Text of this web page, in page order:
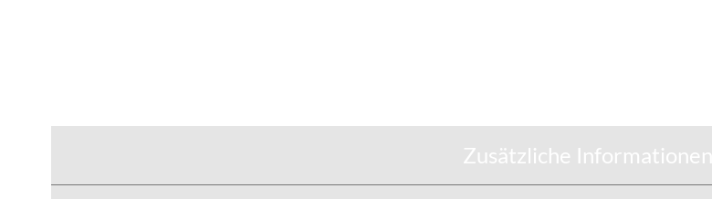
Zusätzliche Informationen